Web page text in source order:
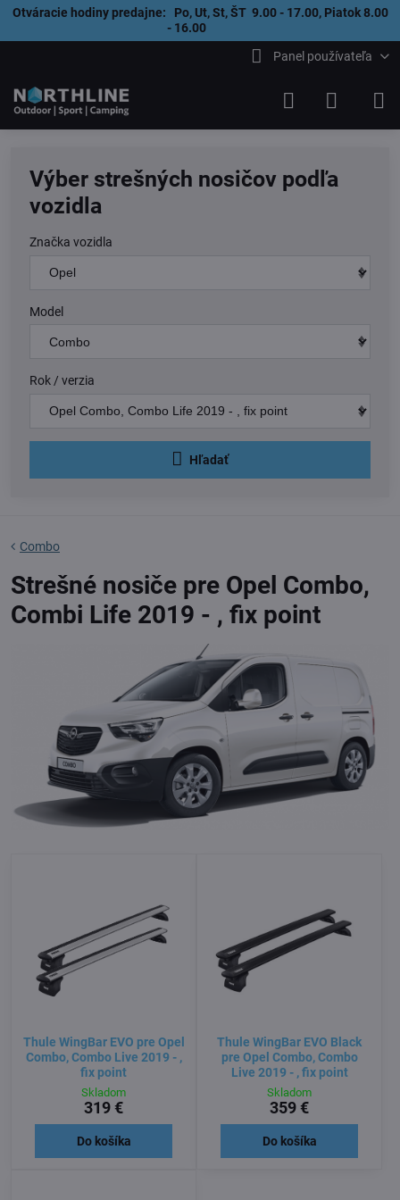
Otváracie hodiny predajne: Po, Ut, St, ŠT 9.00 - 17.00, Piatok 8.00
- 16.00
Panel používateľa
Výber strešných nosičov podľa
vozidla
Značka vozidla
Model
Rok / verzia
Hľadať
Combo
Strešné nosiče pre Opel Combo,
Combi Life 2019 - , fix point
Thule WingBar EVO pre Opel
Combo, Combo Live 2019 - ,
fix point
Skladom
319 €
Do košíka
Thule WingBar EVO Black
pre Opel Combo, Combo
Live 2019 - , fix point
Skladom
359 €
Do košíka